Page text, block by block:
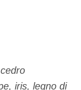
iris, legno di